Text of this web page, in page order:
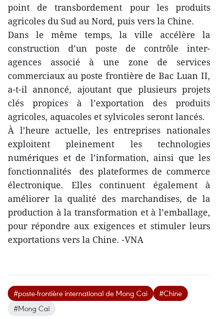
point de transbordement pour les produits
agricoles du Sud au Nord, puis vers la Chine.
Dans le même temps, la ville accélère la
construction d’un poste de contrôle inter-
agences associé à une zone de services
commerciaux au poste frontière de Bac Luan II,
a-t-il annoncé, ajoutant que plusieurs projets
clés propices à l’exportation des produits
agricoles, aquacoles et sylvicoles seront lancés.
À l’heure actuelle, les entreprises nationales
exploitent pleinement les technologies
numériques et de l’information, ainsi que les
fonctionnalités des plateformes de commerce
électronique. Elles continuent également à
améliorer la qualité des marchandises, de la
production à la transformation et à l’emballage,
pour répondre aux exigences et stimuler leurs
exportations vers la Chine. -VNA
#poste-frontière international de Mong Cai
#Chine
#Mong Cai